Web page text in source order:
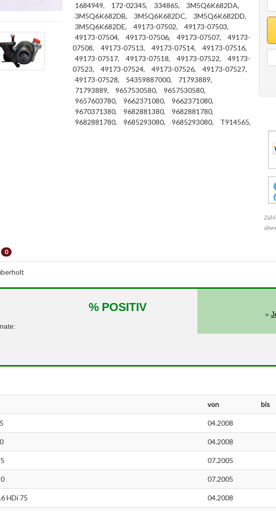
1684949,
172-02345, 334865,
3M5Q6K682DA,
3M5Q6K682DB,
3M5Q6K682DC,
3M5Q6K682DD,
3M5Q6K682DE,
49173-07502,
49173-07503,
49173-07504,
49173-07506, 49173-07507,
49173-
07508,
49173-07513, 49173-07514,
49173-07516,
49173-07517,
49173-07518, 49173-07522,
49173-
07523,
49173-07524, 49173-07526,
49173-07527,
49173-07528,
54359887000,
71793889,
71793889,
9657530580,
9657530580,
9657603780,
9662371080,
9662371080,
9670371380,
9682881380,
9682881780,
9682881780,
9685293080, 9685293080, T914565,
0
% POSITIV
»
von bis
04.2008
04.2008
07.2005
07.2005
HDi 75 04.2008